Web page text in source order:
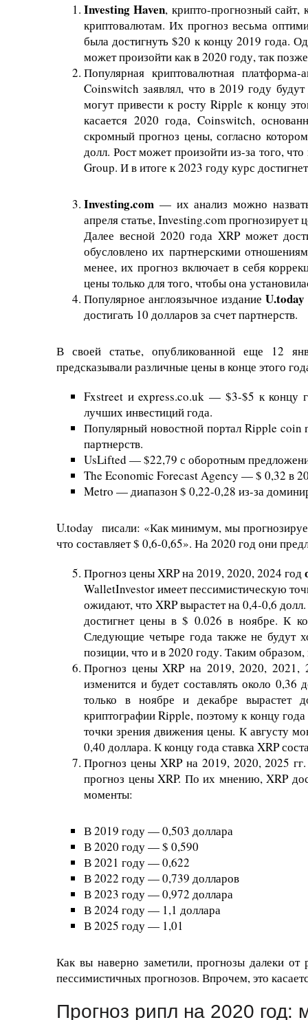
Investing Haven, крипто-прогнозный сайт,
криптовалютам. Их прогноз весьма
была достигнуть $20 к концу 2019 года.
может произойти как в 2020 году, так
Популярная криптовалютная платформа-
Coinswitch заявлял, что в 2019 году
могут привести к росту Ripple к концу
касается 2020 года, Coinswitch,
скромный прогноз цены, согласно
долл. Рост может произойти из-за того,
Group. И в итоге к 2023 году курс
Investing.com — их анализ можно
апреля статье, Investing.com
Далее весной 2020 года XRP может
обусловлено их партнерскими
менее, их прогноз включает в себя
цены только для того, чтобы она
Популярное англоязычное изданиеU.today
достигать 10 долларов за счет партнерств.
В своей статье, опубликованной еще 12
предсказывали различные цены в конце этого
Fxstreet и express.co.uk — $3-$5 к концу
лучших инвестиций года.
Популярный новостной портал Ripple
партнерств.
UsLifted — $22,79 с оборотным
The Economic Forecast Agency — $ 0,32 в
Metro — диапазон $ 0,22-0,28 из-за
U.today писали: «Как минимум, мы
что составляет $ 0,6-0,65». На 2020 год они
Прогноз цены XRP на 2019, 2020, 2024 год
WalletInvestor имеет пессимистическую
ожидают, что XRP вырастет на 0,4-0,6
достигнет цены в $ 0.026 в ноябре. К
Следующие четыре года также не будут
позиции, что и в 2020 году. Таким
Прогноз цены XRP на 2019, 2020,
изменится и будет составлять около
только в ноябре и декабре вырастет
криптографии Ripple, поэтому к концу
точки зрения движения цены. К августу
0,40 доллара. К концу года ставка XRP
Прогноз цены XRP на 2019, 2020, 2025 гг.
прогноз цены XRP. По их мнению, XRP
моменты:
В 2019 году — 0,503 доллара
В 2020 году — $ 0,590
В 2021 году — 0,622
В 2022 году — 0,739 долларов
В 2023 году — 0,972 доллара
В 2024 году — 1,1 доллара
В 2025 году — 1,01
Как вы наверно заметили, прогнозы далеки
пессимистичных прогнозов. Впрочем, это
Прогноз рипл на 2020 год: